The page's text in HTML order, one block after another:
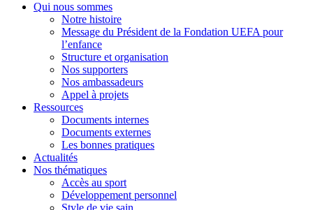
Qui nous sommes
Notre histoire
Message du Président de la Fondation UEFA pour
l’enfance
Structure et organisation
Nos supporters
Nos ambassadeurs
Appel à projets
Ressources
Documents internes
Documents externes
Les bonnes pratiques
Actualités
Nos thématiques
Accès au sport
Développement personnel
Style de vie sain